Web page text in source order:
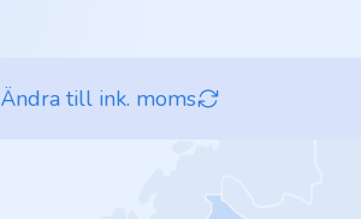
Ändra till ink. moms